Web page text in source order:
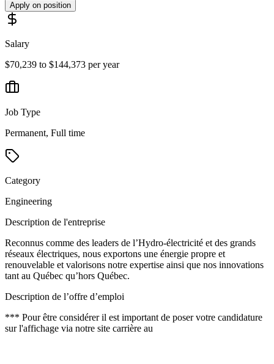
Apply on position
Salary
$70,239 to $144,373 per year
Job Type
Permanent, Full time
Category
Engineering
Description de l'entreprise
Reconnus comme des leaders de l’Hydro-électricité et des grands
réseaux électriques, nous exportons une énergie propre et
renouvelable et valorisons notre expertise ainsi que nos innovations
tant au Québec qu’hors Québec.
Description de l’offre d’emploi
*** Pour être considérer il est important de poser votre candidature
sur l'affichage via notre site carrière au